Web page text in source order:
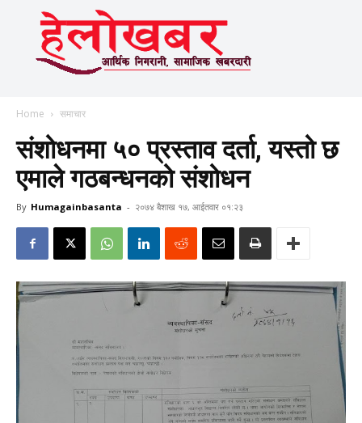
Home समाचार
संशोधनमा ५० प्रस्ताव दर्ता, यस्तो छ
एमाले गठबन्धनको संशोधन
By Humagainbasanta - २०७४ बैशाख १७, आईतवार ०१:२३